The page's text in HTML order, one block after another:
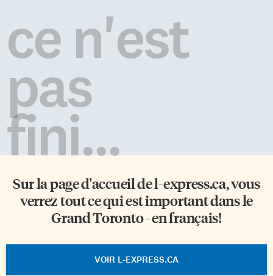
ce n'est
pas
fini...
Sur la page d'accueil del-express.ca, vous
verrez tout ce qui est important dans le
Grand Toronto - en français!
VOIR L-EXPRESS.CA